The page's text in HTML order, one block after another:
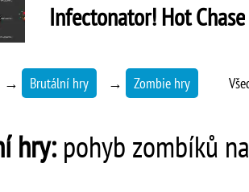
Infectonator! Hot Chase
→ Brutální hry → Zombie hry
hry: pohyb zombíků